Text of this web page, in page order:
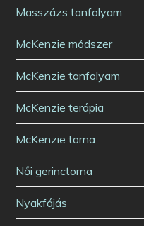
Masszázs tanfolyam
McKenzie módszer
McKenzie tanfolyam
McKenzie terápia
McKenzie torna
Női gerinctorna
Nyakfájás